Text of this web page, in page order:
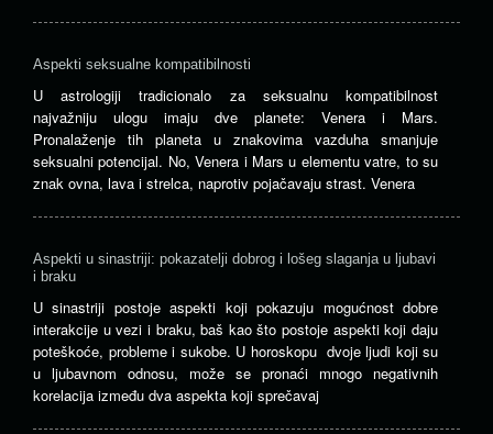
Aspekti seksualne kompatibilnosti
U astrologiji tradicionalo za seksualnu kompatibilnost
najvažniju ulogu imaju dve planete: Venera i Mars.
Pronalaženje tih planeta u znakovima vazduha smanjuje
seksualni potencijal. No, Venera i Mars u elementu vatre, to su
znak ovna, lava i strelca, naprotiv pojačavaju strast. Venera
Aspekti u sinastriji: pokazatelji dobrog i lošeg slaganja u ljubavi
i braku
U sinastriji postoje aspekti koji pokazuju mogućnost dobre
interakcije u vezi i braku, baš kao što postoje aspekti koji daju
poteškoće, probleme i sukobe. U horoskopu dvoje ljudi koji su
u ljubavnom odnosu, može se pronaći mnogo negativnih
korelacija između dva aspekta koji sprečavaj